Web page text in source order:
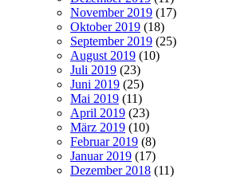
November 2019 (17)
Oktober 2019 (18)
September 2019 (25)
August 2019 (10)
Juli 2019 (23)
Juni 2019 (25)
Mai 2019 (11)
April 2019 (23)
März 2019 (10)
Februar 2019 (8)
Januar 2019 (17)
Dezember 2018 (11)